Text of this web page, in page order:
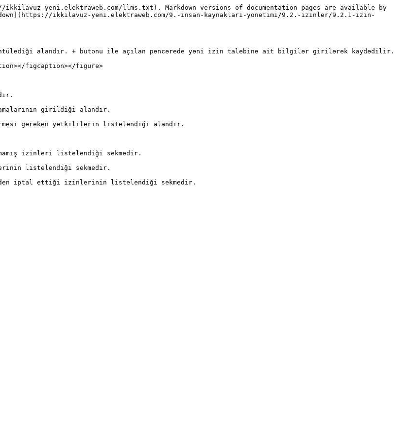
yeni.elektraweb.com/llms.txt). Markdown versions of documentation pages are available by
ikkilavuz-yeni.elektraweb.com/9.-insan-kaynaklari-yonetimi/9.2.-izinler/9.2.1-izin-
alandır. + butonu ile açılan pencerede yeni izin talebine ait bilgiler girilerek kaydedilir.
figcaption></figure>
girildiği alandır.
gereken yetkililerin listelendiği alandır.
izinleri listelendiği sekmedir.
listelendiği sekmedir.
iptal ettiği izinlerinin listelendiği sekmedir.